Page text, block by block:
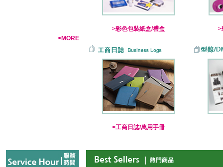
>MORE
>彩色包裝紙盒/禮盒 >
>工商日誌/萬用手冊